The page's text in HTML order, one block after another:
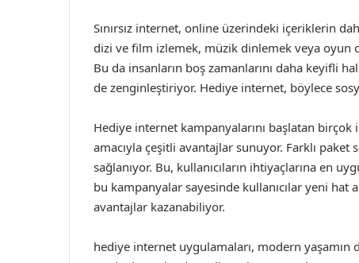
Sınırsız internet, online üzerindeki içeriklerin
dizi ve film izlemek, müzik dinlemek veya
Bu da insanların boş zamanlarını daha keyifli
de zenginleştiriyor. Hediye internet, böylece
Hediye internet kampanyalarını başlatan birçok
amacıyla çeşitli avantajlar sunuyor. Farklı
sağlanıyor. Bu, kullanıcıların ihtiyaçlarına en
bu kampanyalar sayesinde kullanıcılar yeni
avantajlar kazanabiliyor.
hediye internet uygulamaları, modern